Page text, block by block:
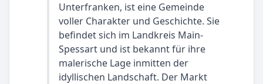
Unterfranken, ist eine Gemeinde
voller Charakter und Geschichte. Sie
befindet sich im Landkreis Main-
Spessart und ist bekannt für ihre
malerische Lage inmitten der
idyllischen Landschaft. Der Markt